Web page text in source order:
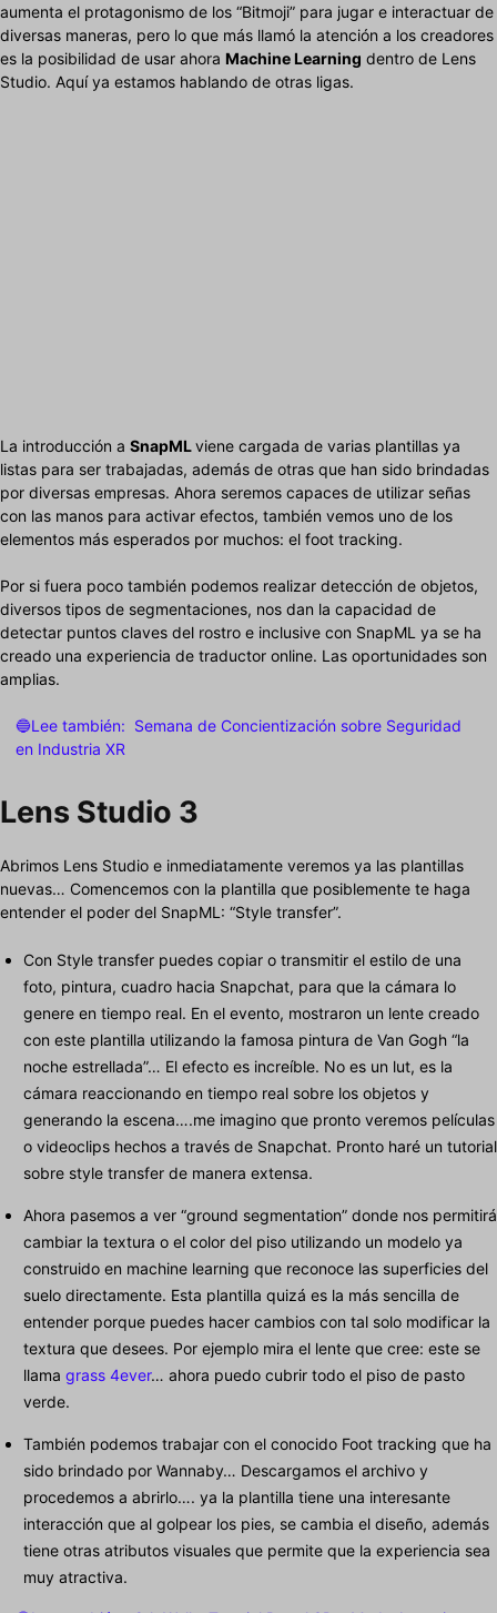
aumenta el protagonismo de los “Bitmoji” para jugar e interactuar de
diversas maneras, pero lo que más llamó la atención a los creadores
es la posibilidad de usar ahora Machine Learning dentro de Lens
Studio. Aquí ya estamos hablando de otras ligas.
La introducción a SnapMLviene cargada de varias plantillas ya
listas para ser trabajadas, además de otras que han sido brindadas
por diversas empresas. Ahora seremos capaces de utilizar señas
con las manos para activar efectos, también vemos uno de los
elementos más esperados por muchos: el foot tracking.
Por si fuera poco también podemos realizar detección de objetos,
diversos tipos de segmentaciones, nos dan la capacidad de
detectar puntos claves del rostro e inclusive con SnapML ya se ha
creado una experiencia de traductor online. Las oportunidades son
amplias.
🔵Lee también: Semana de Concientización sobre Seguridad
en Industria XR
Lens Studio 3
Abrimos Lens Studio e inmediatamente veremos ya las plantillas
nuevas… Comencemos con la plantilla que posiblemente te haga
entender el poder del SnapML: “Style transfer”.
Con Style transfer puedes copiar o transmitir el estilo de una
foto, pintura, cuadro hacia Snapchat, para que la cámara lo
genere en tiempo real. En el evento, mostraron un lente creado
con este plantilla utilizando la famosa pintura de Van Gogh “la
noche estrellada”… El efecto es increíble. No es un lut, es la
cámara reaccionando en tiempo real sobre los objetos y
generando la escena….me imagino que pronto veremos películas
o videoclips hechos a través de Snapchat. Pronto haré un tutorial
sobre style transfer de manera extensa.
Ahora pasemos a ver “ground segmentation” donde nos permitirá
cambiar la textura o el color del piso utilizando un modelo ya
construido en machine learning que reconoce las superficies del
suelo directamente. Esta plantilla quizá es la más sencilla de
entender porque puedes hacer cambios con tal solo modificar la
textura que desees. Por ejemplo mira el lente que cree: este se
llama grass 4ever… ahora puedo cubrir todo el piso de pasto
verde.
También podemos trabajar con el conocido Foot tracking que ha
sido brindado por Wannaby… Descargamos el archivo y
procedemos a abrirlo…. ya la plantilla tiene una interesante
interacción que al golpear los pies, se cambia el diseño, además
tiene otras atributos visuales que permite que la experiencia sea
muy atractiva.